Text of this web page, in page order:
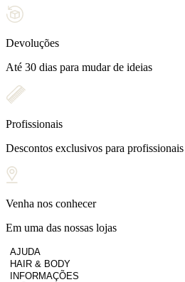
Devoluções
Até 30 dias para mudar de ideias
Profissionais
Descontos exclusivos para profissionais
Venha nos conhecer
Em uma das nossas lojas
AJUDA
HAIR & BODY
INFORMAÇÕES